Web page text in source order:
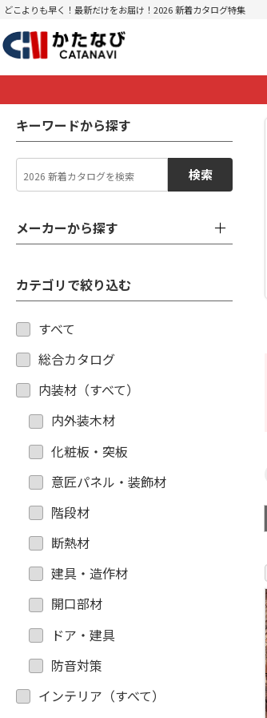
どこよりも早く！最新だけをお届け！2026 新着カタログ特集
キーワードから探す
検索
メーカーから探す
カテゴリで絞り込む
すべて
総合カタログ
内装材（すべて）
内外装木材
化粧板・突板
意匠パネル・装飾材
階段材
断熱材
建具・造作材
開口部材
ドア・建具
防音対策
インテリア（すべて）